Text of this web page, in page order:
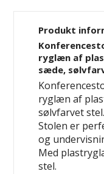
Produkt
ryglæn af
sæde,
ryglæn af
sølvfarvet
Stolen er
og
Med
stel.